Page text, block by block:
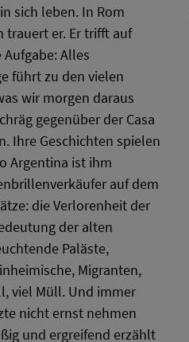
sich leben. In Rom
trauert er. Er trifft auf
Alles
führt zu den vielen
wir morgen daraus
gegenüber der Casa
Ihre Geschichten spielen
Argentina ist ihm
auf dem
die Verlorenheit der
der alten
Paläste,
Migranten,
viel Müll. Und immer
nicht ernst nehmen
und ergreifend erzählt